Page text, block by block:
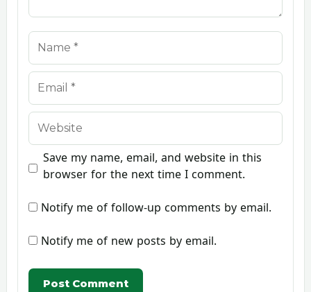
Name
Email
Website
Save my name, email, and website in this
browser for the next time I comment.
Notify me of follow-up comments by email.
Notify me of new posts by email.